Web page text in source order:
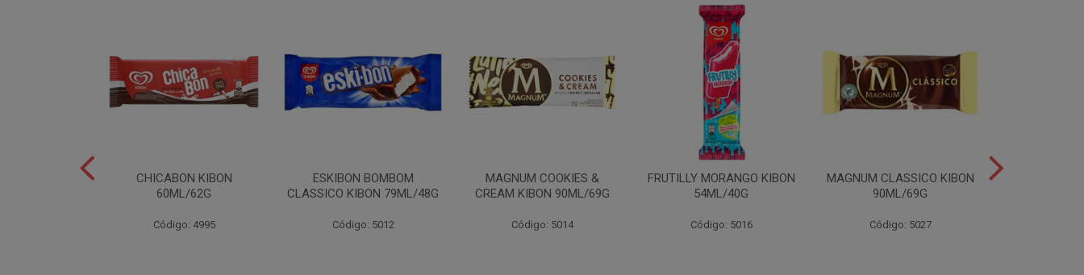
CHICABON KIBON
60ML/62G
Código: 4995
ESKIBON BOMBOM
CLASSICO KIBON 79ML/48G
Código: 5012
MAGNUM COOKIES &
CREAM KIBON 90ML/69G
Código: 5014
FRUTILLY MORANGO KIBON
54ML/40G
Código: 5016
MAGNUM CLASSICO KIBON
90ML/69G
Código: 5027